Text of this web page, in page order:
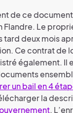
de ce
Flandre. Le
tard deux mois
Ce contrat de
également. Il
un bail en 4
la
.